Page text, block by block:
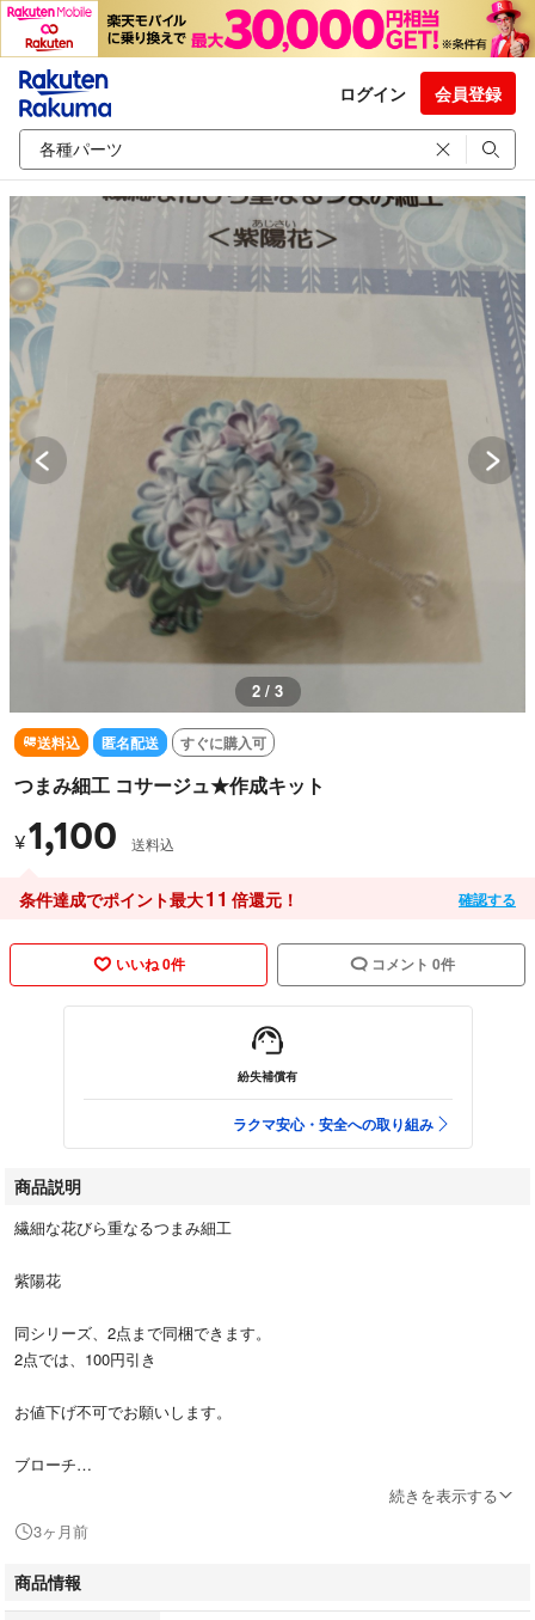
ログイン 会員登録
2 / 3
送料込 匿名配送 すぐに購入可
つまみ細工 コサージュ★作成キット
¥1,100 送料込
条件達成でポイント最大11 倍還元！ 確認する
いいね 0件 コメント 0件
紛失補償有
ラクマ安心・安全への取り組み
商品説明
繊細な花びら重なるつまみ細工
紫陽花
同シリーズ、2点まで同梱できます。
2点では、100円引き
お値下げ不可でお願いします。
ブローチ
続きを表示する
3ヶ月前
商品情報